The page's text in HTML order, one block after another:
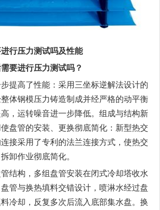
行压力测试吗及性能
要进行压力测试吗？
提高了性能：采用三坐标逆解法设计的
体钢模压力铸造制成并经严格的动平衡
，运转噪音进一步降低。组成与结构新
盘管的安装、更换彻底简化：新型热交
接采用了专利的法兰连接方式，使热交
卸作业彻底简化。
结构，多组盘管安装在闭式冷却塔收水
管与换热填料交错设计，喷淋水经过盘
冷却，反复多次后流入底部集水盘。换